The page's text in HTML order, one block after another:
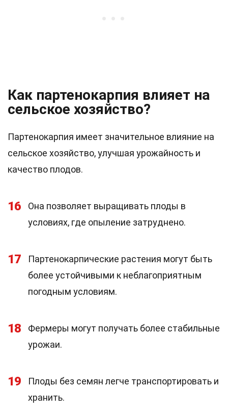
Как партенокарпия влияет на
сельское хозяйство?
Партенокарпия имеет значительное влияние на
сельское хозяйство, улучшая урожайность и
качество плодов.
16
Она позволяет выращивать плоды в
условиях, где опыление затруднено.
17
Партенокарпические растения могут быть
более устойчивыми к неблагоприятным
погодным условиям.
18
Фермеры могут получать более стабильные
урожаи.
19
Плоды без семян легче транспортировать и
хранить.